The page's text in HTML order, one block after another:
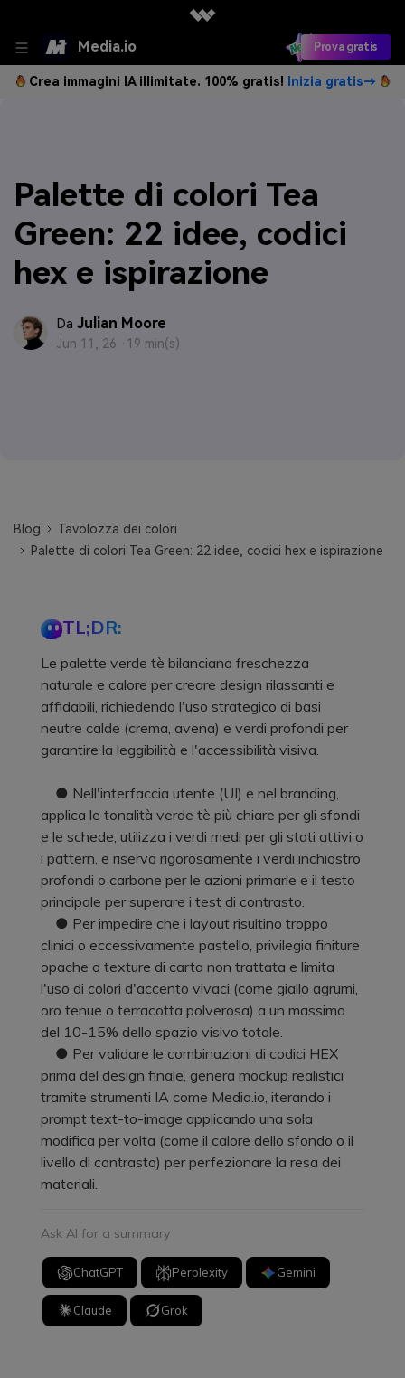
Media.io Prova gratis
Crea immagini IA illimitate. 100% gratis! Inizia gratis→
Palette di colori Tea
Green: 22 idee, codici
hex e ispirazione
Da Julian Moore
Jun 11, 26 · 19 min(s)
Blog
Tavolozza dei colori
Palette di colori Tea Green: 22 idee, codici hex e ispirazione
TL;DR:
Le palette verde tè bilanciano freschezza
naturale e calore per creare design rilassanti e
affidabili, richiedendo l'uso strategico di basi
neutre calde (crema, avena) e verdi profondi per
garantire la leggibilità e l'accessibilità visiva.
● Nell'interfaccia utente (UI) e nel branding,
applica le tonalità verde tè più chiare per gli sfondi
e le schede, utilizza i verdi medi per gli stati attivi o
i pattern, e riserva rigorosamente i verdi inchiostro
profondi o carbone per le azioni primarie e il testo
principale per superare i test di contrasto.
● Per impedire che i layout risultino troppo
clinici o eccessivamente pastello, privilegia finiture
opache o texture di carta non trattata e limita
l'uso di colori d'accento vivaci (come giallo agrumi,
oro tenue o terracotta polverosa) a un massimo
del 10-15% dello spazio visivo totale.
● Per validare le combinazioni di codici HEX
prima del design finale, genera mockup realistici
tramite strumenti IA come Media.io, iterando i
prompt text-to-image applicando una sola
modifica per volta (come il calore dello sfondo o il
livello di contrasto) per perfezionare la resa dei
materiali.
Ask AI for a summary
ChatGPT Perplexity Gemini
Claude Grok